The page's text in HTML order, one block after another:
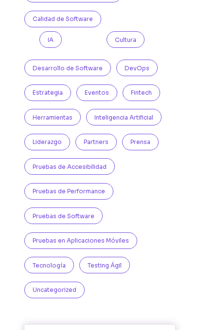
Calidad de Software
IA Cultura
Desarrollo de Software DevOps
Estrategia Eventos Fintech
Herramientas Inteligencia Artificial
Liderazgo Partners Prensa
Pruebas de Accesibilidad
Pruebas de Performance
Pruebas de Software
Pruebas en Aplicaciones Móviles
Tecnología Testing Ágil
Uncategorized